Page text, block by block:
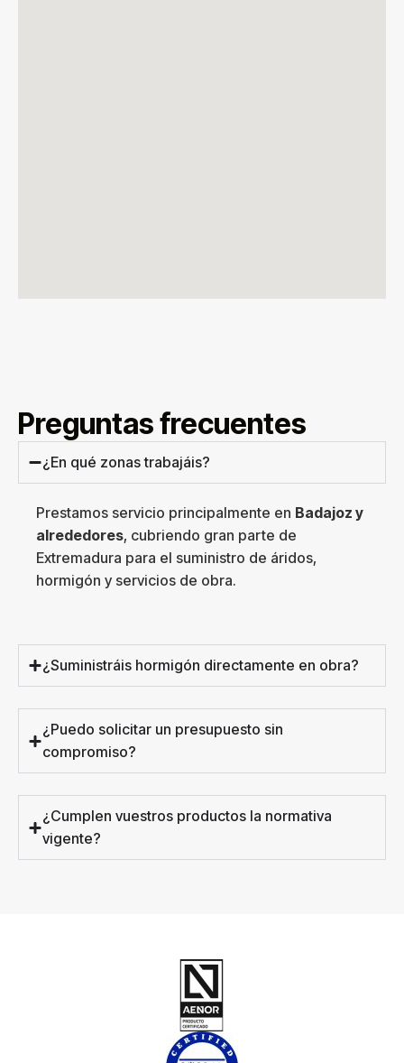
Preguntas frecuentes
¿En qué zonas trabajáis?
Prestamos servicio principalmente en Badajoz y
alrededores, cubriendo gran parte de
Extremadura para el suministro de áridos,
hormigón y servicios de obra.
¿Suministráis hormigón directamente en obra?
¿Puedo solicitar un presupuesto sin
compromiso?
¿Cumplen vuestros productos la normativa
vigente?